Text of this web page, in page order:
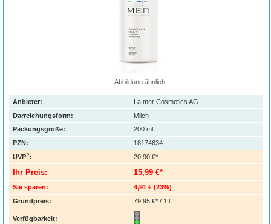
Abbildung ähnlich
Anbieter:
La mer Cosmetics AG
Darreichungsform:
Milch
Packungsgröße:
200 ml
PZN:
18174634
UVP2: 20,90 €*
Ihr Preis: 15,99 €*
Sie sparen: 4,91 € (23%)
Grundpreis:
79,95 €* / 1 l
Verfügbarkeit: